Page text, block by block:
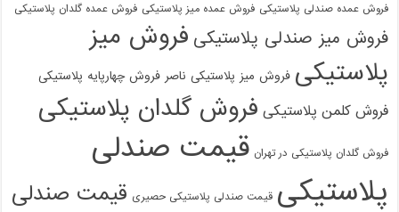
فروش عمده صندلی پلاستیکی فروش عمده میز پلاستیکی فروش عمده گلدان پلاستیکی
فروش میز صندلی پلاستیکی فروش میز
پلاستیکی فروش میز پلاستیکی ناصر فروش چهارپایه پلاستیکی
فروش کلمن پلاستیکی فروش گلدان پلاستیکی
فروش گلدان پلاستیکی در تهران قیمت صندلی
پلاستیکی قیمت صندلی پلاستیکی حصیری قیمت صندلی